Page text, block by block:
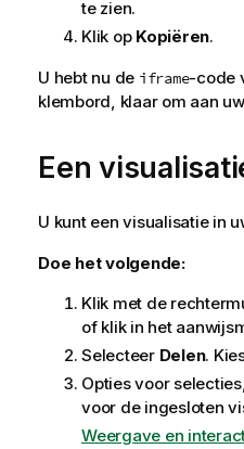
te zien.
Klik op Kopiëren.
U hebt nu de iframe-code
klembord, klaar om aan
Een
U kunt een visualisatie in
Doe het volgende:
Klik met de
of klik in het
Selecteer Delen.
Opties voor
voor de ingesloten
Weergave en